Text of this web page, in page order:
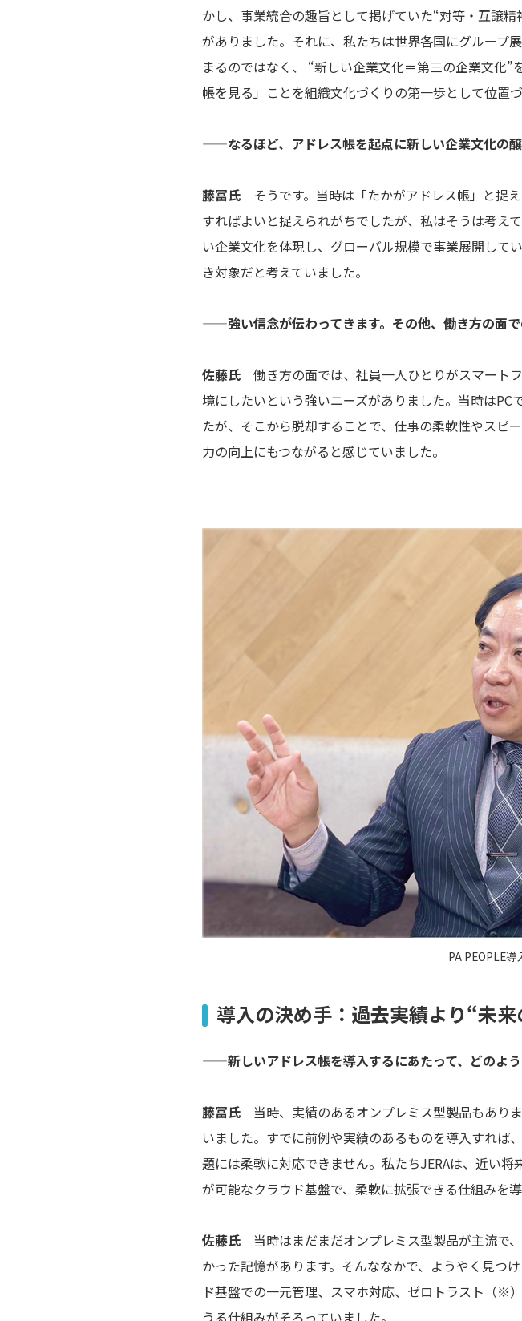
かし、事業統合の趣旨として掲げていた“対等・互譲
がありました。それに、私たちは世界各国にグループ
まるのではなく、 “新しい企業文化＝第三の企業文化
帳を見る」ことを組織文化づくりの第一歩として位置づ
——なるほど、アドレス帳を起点に新しい企業文化の
藤冨氏 そうです。当時は「たかがアドレス帳」と捉
すればよいと捉えられがちでしたが、私はそうは考え
い企業文化を体現し、グローバル規模で事業展開して
き対象だと考えていました。
——強い信念が伝わってきます。その他、働き方の面
佐藤氏 働き方の面では、社員一人ひとりがスマート
境にしたいという強いニーズがありました。当時は
たが、そこから脱却することで、仕事の柔軟性やスピ
力の向上にもつながると感じていました。
PA PEOPLE
導入の決め手：過去実績より“未
——新しいアドレス帳を導入するにあたって、どのよう
藤冨氏 当時、実績のあるオンプレミス型製品もあり
いました。すでに前例や実績のあるものを導入すれば
題には柔軟に対応できません。私たちJERAは、近い
が可能なクラウド基盤で、柔軟に拡張できる仕組みを
佐藤氏 当時はまだまだオンプレミス型製品が主流で
かった記憶があります。そんななかで、ようやく見つ
ド基盤での一元管理、スマホ対応、ゼロトラスト（※